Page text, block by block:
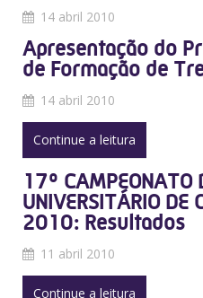
14 abril 2010
Apresentação do
de Formação de
14 abril 2010
Continue a leitura
17º CAMPEONATO
UNIVERSITÁRIO DE
2010: Resultados
11 abril 2010
Continue a leitura